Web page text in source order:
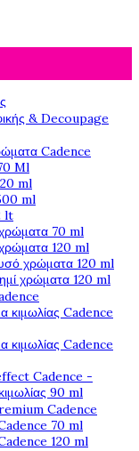
& Decoupage
Cadence
Ml
ml
ml
lt
χρώματα 70 ml
χρώματα 120 ml
χρώματα 120 ml
χρώματα 120 ml
Cadence
Cadence
Cadence -
90 ml
Cadence
70 ml
120 ml